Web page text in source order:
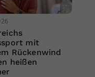
mit
Rückenwind
heißen